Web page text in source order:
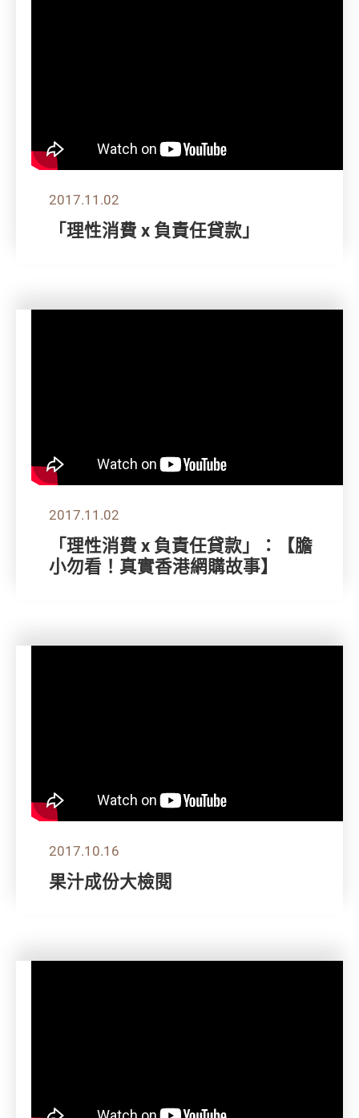
2017.11.02
「理性消費 x 負責任貸款」
2017.11.02
「理性消費 x 負責任貸款」：【膽
小勿看！真實香港網購故事】
2017.10.16
果汁成份大檢閱